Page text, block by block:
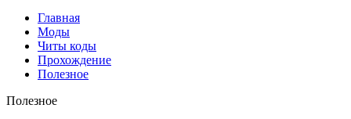
Главная
Моды
Читы коды
Прохождение
Полезное
Полезное